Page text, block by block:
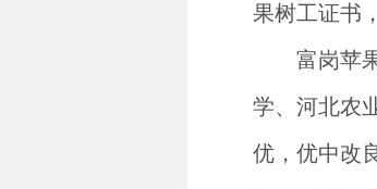
果树工证书
富岗苹
学、河北农
优，优中改